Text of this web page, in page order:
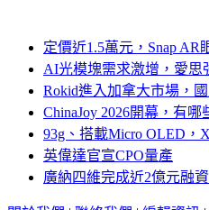
定價近1.5萬元，Snap AR
AI光模塊需求激增，愛思
Rokid進入加拿大市場，
ChinaJoy 2026開幕，有
93g、搭載Micro OLED，
英偉達官宣CPO量產
廣納四維完成近2億元融